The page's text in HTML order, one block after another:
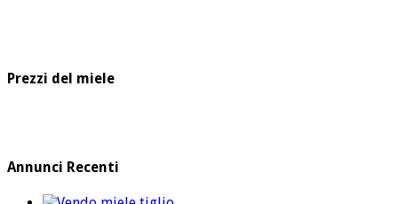
Prezzi del miele
Annunci Recenti